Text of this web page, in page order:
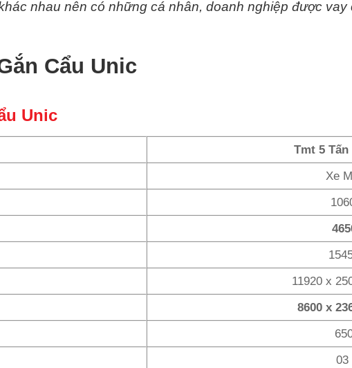
nhau nên có những cá nhân, doanh nghiệp được
Cẩu Unic
Unic
Tmt 5 Tấn
Xe
11920 x
8600 x
03